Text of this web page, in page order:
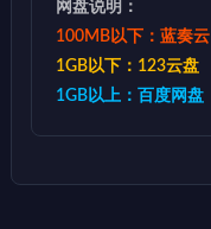
网盘说明：
100MB以下：蓝奏云
1GB以下：123云盘
1GB以上：百度网盘